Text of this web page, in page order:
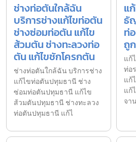
ช่างท่อตันใกล้ฉัน
บริการช่างแก้ไขท่อตัน
ช่างซ่อมท่อตัน แก้ไข
ส้วมตัน ช่างทะลวงท่อ
ตัน แก้ไขชักโครกตัน
ช่างท่อตันใกล้ฉัน บริการช่าง
แก้ไขท่อตันปทุมธานี ช่าง
ซ่อมท่อตันปทุมธานี แก้ไข
ส้วมตันปทุมธานี ช่างทะลวง
ท่อตันปทุมธานี แก้ไ
แ
ธั
ท่
ถูก
แก้
ท่อ
แก้
แก้
จา